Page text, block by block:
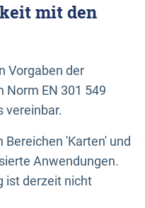
mit den
Vorgaben der
Norm EN 301 549
vereinbar.
Bereichen 'Karten' und
Anwendungen.
ist derzeit nicht